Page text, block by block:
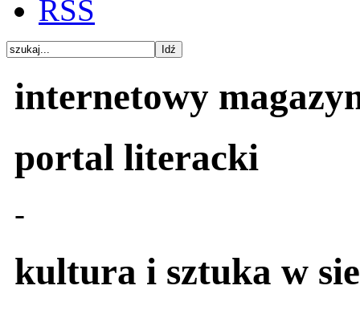
internetowy
portal literacki
-
kultura i sztuka w